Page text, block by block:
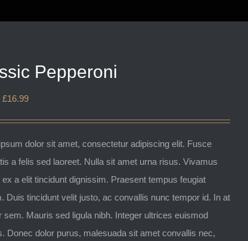
Pepperoni
£16.99
dolor sit amet, consectetur adipiscing elit. Fusce
a felis sed laoreet. Nulla sit amet urna risus. Vivamus
ex a elit tincidunt dignissim. Praesent tempus feugiat
Duis tincidunt velit justo, ac convallis nunc tempor id. In at
sem. Mauris sed ligula nibh. Integer ultrices euismod
Donec dolor purus, malesuada sit amet convallis nec,